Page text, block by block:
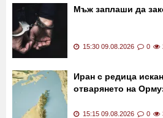
Мъж заплаши да
15:30 09.08.2026 0
Иран с редица
отварянето на
15:15 09.08.2026 0